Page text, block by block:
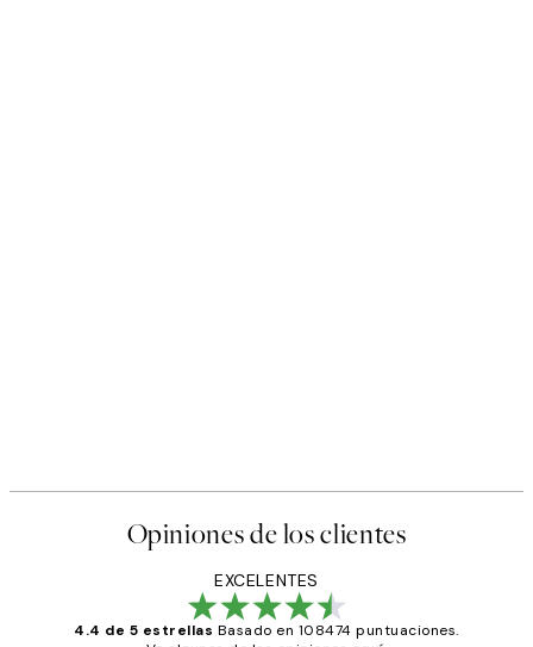
Opiniones de los clientes
EXCELENTES
4.4 de 5 estrellas Basado en 108474 puntuaciones.